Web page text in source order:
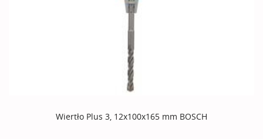
Wiertło Plus 3, 12x100x165 mm BOSCH